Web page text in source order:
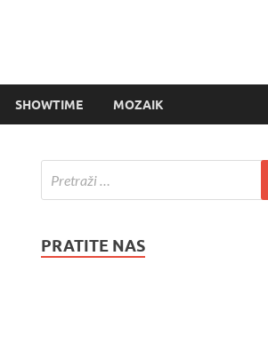
SHOWTIME MOZAIK
PRATITE NAS